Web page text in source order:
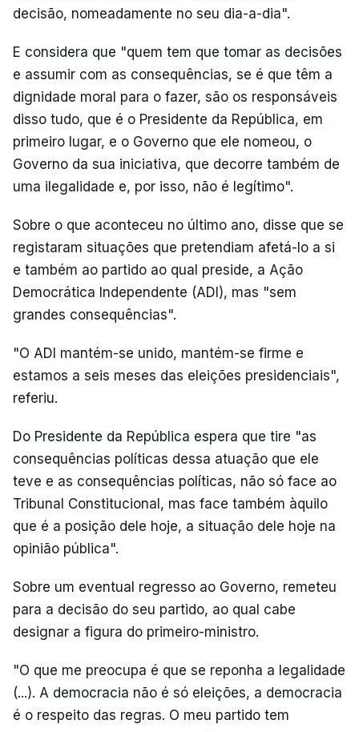
decisão, nomeadamente no seu dia-a-dia".
E considera que "quem tem que tomar as decisões
e assumir com as consequências, se é que têm a
dignidade moral para o fazer, são os responsáveis
disso tudo, que é o Presidente da República, em
primeiro lugar, e o Governo que ele nomeou, o
Governo da sua iniciativa, que decorre também de
uma ilegalidade e, por isso, não é legítimo".
Sobre o que aconteceu no último ano, disse que se
registaram situações que pretendiam afetá-lo a si
e também ao partido ao qual preside, a Ação
Democrática Independente (ADI), mas "sem
grandes consequências".
"O ADI mantém-se unido, mantém-se firme e
estamos a seis meses das eleições presidenciais",
referiu.
Do Presidente da República espera que tire "as
consequências políticas dessa atuação que ele
teve e as consequências políticas, não só face ao
Tribunal Constitucional, mas face também àquilo
que é a posição dele hoje, a situação dele hoje na
opinião pública".
Sobre um eventual regresso ao Governo, remeteu
para a decisão do seu partido, ao qual cabe
designar a figura do primeiro-ministro.
"O que me preocupa é que se reponha a legalidade
(...). A democracia não é só eleições, a democracia
é o respeito das regras. O meu partido tem